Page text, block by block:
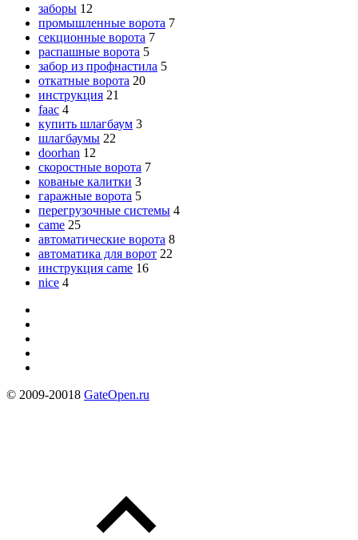
заборы 12
промышленные ворота 7
секционные ворота 7
распашные ворота 5
забор из профнастила 5
откатные ворота 20
инструкция 21
faac 4
купить шлагбаум 3
шлагбаумы 22
doorhan 12
скоростные ворота 7
кованые калитки 3
гаражные ворота 5
перегрузочные системы 4
came 25
автоматические ворота 8
автоматика для ворот 22
инструкция came 16
nice 4
© 2009-20018 GateOpen.ru